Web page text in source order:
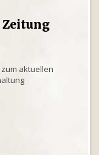
aktuellen